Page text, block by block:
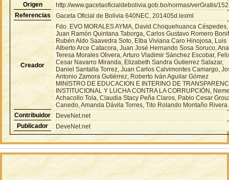
Origen
http://www.gacetaoficialdebolivia.gob.bo/normas/verGratis/
Referencias
Gaceta Oficial de Bolivia 640NEC, 201405d.lexml
Creador
Fdo. EVO MORALES AYMA, David Choquehuanca Céspedes,
Juan Ramón Quintana Taborga, Carlos Gustavo Romero
Rubén Aldo Saavedra Soto, Elba Viviana Caro Hinojosa, Luis
Alberto Arce Catacora, Juan José Hernando Sosa Soruco, Ana
Teresa Morales Olivera, Arturo Vladimir Sánchez Escobar,
Cesar Navarro Miranda, Elizabeth Sandra Gutierrez Salazar,
Daniel Santalla Torrez, Juan Carlos Calvimontes Camargo,
Antonio Zamora Gutiérrez, Roberto Iván Aguilar Gómez
MINISTRO DE EDUCACION E INTERINO DE
INSTITUCIONAL Y LUCHA CONTRA LA CORRUPCIÓN,
Achacollo Tola, Claudia Stacy Peña Claros, Pablo Cesar
Canedo, Amanda Dávila Torres, Tito Rolando Montaño Rivera.
Contribuidor
DeveNet.net
Publicador
DeveNet.net